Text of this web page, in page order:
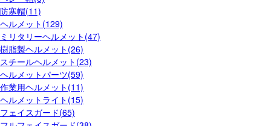
防寒帽(11)
ヘルメット(129)
ミリタリーヘルメット(47)
樹脂製ヘルメット(26)
スチールヘルメット(23)
ヘルメットパーツ(59)
作業用ヘルメット(11)
ヘルメットライト(15)
フェイスガード(65)